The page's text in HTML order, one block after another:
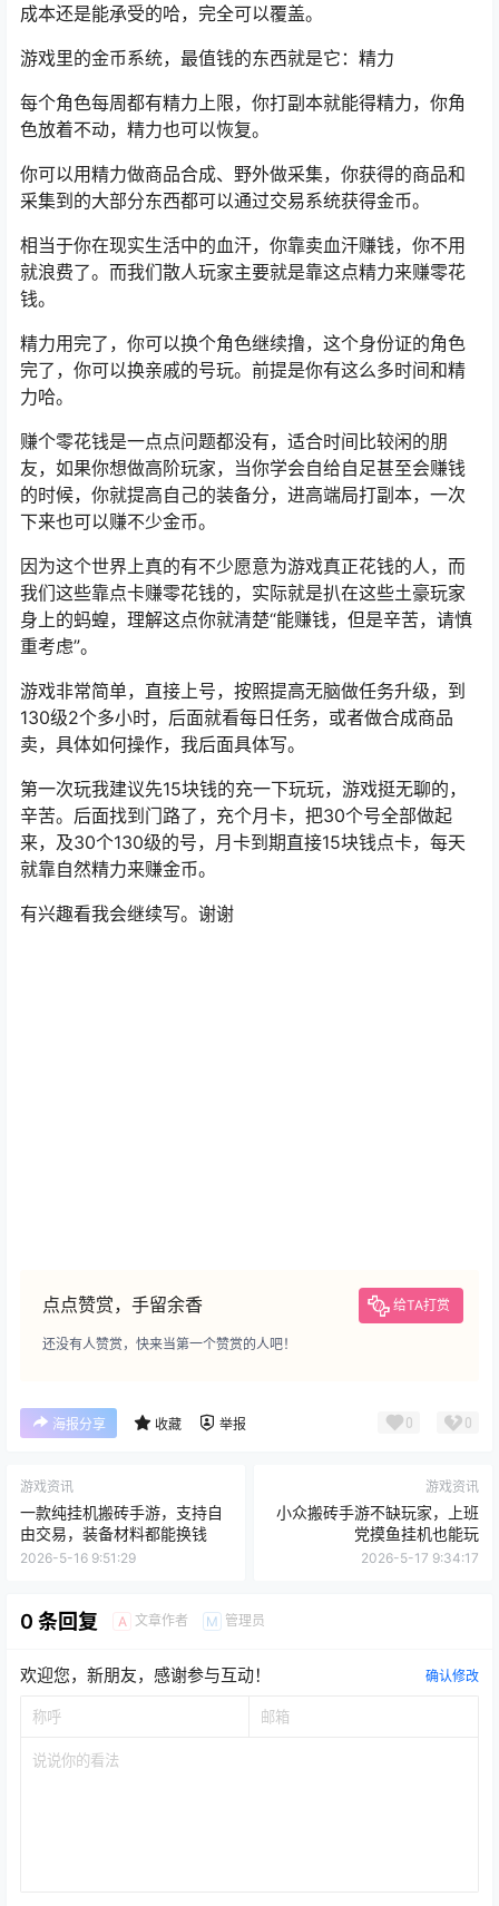
成本还是能承受的哈，完全可以覆盖。
游戏里的金币系统，最值钱的东西就是它：精力
每个角色每周都有精力上限，你打副本就能得精力，你角
色放着不动，精力也可以恢复。
你可以用精力做商品合成、野外做采集，你获得的商品和
采集到的大部分东西都可以通过交易系统获得金币。
相当于你在现实生活中的血汗，你靠卖血汗赚钱，你不用
就浪费了。而我们散人玩家主要就是靠这点精力来赚零花
钱。
精力用完了，你可以换个角色继续撸，这个身份证的角色
完了，你可以换亲戚的号玩。前提是你有这么多时间和精
力哈。
赚个零花钱是一点点问题都没有，适合时间比较闲的朋
友，如果你想做高阶玩家，当你学会自给自足甚至会赚钱
的时候，你就提高自己的装备分，进高端局打副本，一次
下来也可以赚不少金币。
因为这个世界上真的有不少愿意为游戏真正花钱的人，而
我们这些靠点卡赚零花钱的，实际就是扒在这些土豪玩家
身上的蚂蝗，理解这点你就清楚“能赚钱，但是辛苦，请慎
重考虑”。
游戏非常简单，直接上号，按照提高无脑做任务升级，到
130级2个多小时，后面就看每日任务，或者做合成商品
卖，具体如何操作，我后面具体写。
第一次玩我建议先15块钱的充一下玩玩，游戏挺无聊的，
辛苦。后面找到门路了，充个月卡，把30个号全部做起
来，及30个130级的号，月卡到期直接15块钱点卡，每天
就靠自然精力来赚金币。
有兴趣看我会继续写。谢谢
点点赞赏，手留余香 给TA打赏
还没有人赞赏，快来当第一个赞赏的人吧！
海报分享 收藏 举报 0 0
游戏资讯
一款纯挂机搬砖手游，支持自
由交易，装备材料都能换钱
2026-5-16 9:51:29
游戏资讯
小众搬砖手游不缺玩家，上班
党摸鱼挂机也能玩
2026-5-17 9:34:17
0 条回复 A 文章作者 M 管理员
欢迎您，新朋友，感谢参与互动！ 确认修改